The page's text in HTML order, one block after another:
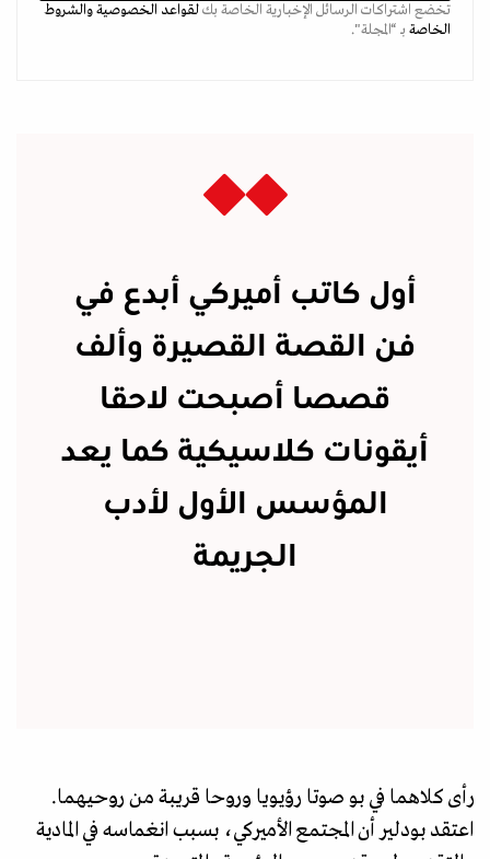
تخضع اشتراكات الرسائل الإخبارية الخاصة بكلقواعد الخصوصيةوالشروط
الخاصة بـ “المجلة".
أول كاتب أميركي أبدع في
فن القصة القصيرة وألف
قصصا أصبحت لاحقا
أيقونات كلاسيكية كما يعد
المؤسس الأول لأدب
الجريمة
رأى كلاهما في بو صوتا رؤيويا وروحا قريبة من روحيهما.
اعتقد بودلير أن المجتمع الأميركي، بسبب انغماسه في المادية